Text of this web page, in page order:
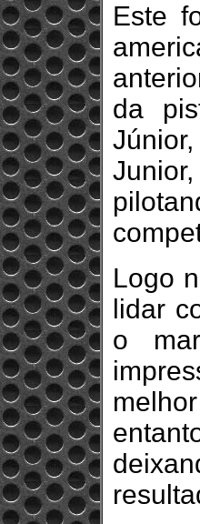
Este
da
Logo
lidar
o